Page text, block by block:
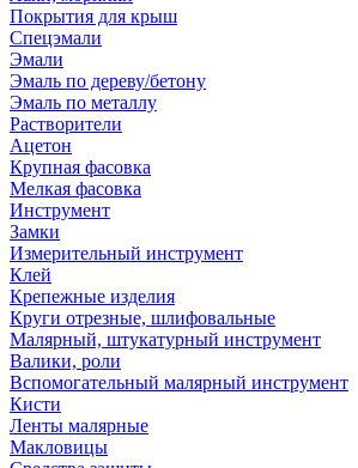
Покрытия для крыш
Спецэмали
Эмали
Эмаль по дереву/бетону
Эмаль по металлу
Растворители
Ацетон
Крупная фасовка
Мелкая фасовка
Инструмент
Замки
Измерительный инструмент
Клей
Крепежные изделия
Круги отрезные, шлифовальные
Малярный, штукатурный инструмент
Валики, роли
Вспомогательный малярный инструмент
Кисти
Ленты малярные
Макловицы